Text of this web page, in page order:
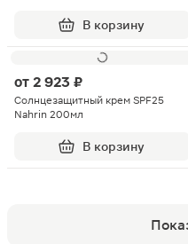
В корзину
от 2 923 ₽
Солнцезащитный крем SPF25
Nahrin 200мл
В корзину